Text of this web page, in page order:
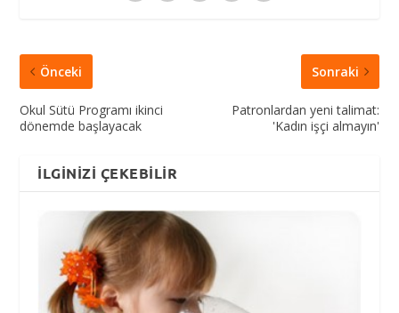
Önceki
Okul Sütü Programı ikinci
dönemde başlayacak
Sonraki
Patronlardan yeni talimat:
'Kadın işçi almayın'
İLGINIZI ÇEKEBILIR